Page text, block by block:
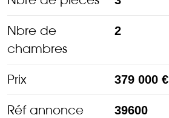
Nbre de
chambres
2
Prix 379 000 €
Réf annonce 39600